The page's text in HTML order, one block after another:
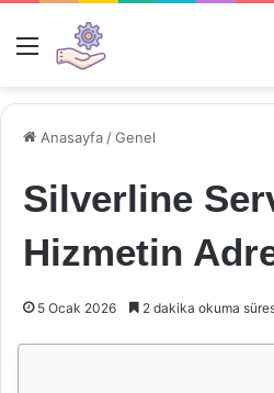
Menü
Anasayfa /Genel
Silverline
Hizmetin
5 Ocak 2026 2 dakika okuma